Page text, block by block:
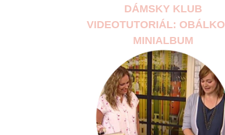
DÁMSKY KLUB
VIDEOTUTORIÁL:
MINIALBUM